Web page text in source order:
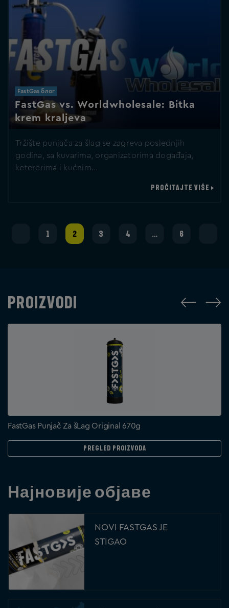
FastGas блог
FastGas vs. Worldwholesale: Bitka
krem kraljeva
Tržište punjača za šlag se zagreva poslednjih
godina, sa kuvarima, organizatorima događaja,
ketererima i kućnim…
PROČITAJTE VIŠE
1 2 3 4 … 6
Proizvodi
FastGas Punjač Za šLag Original 670g
Pregled proizvoda
Најновије објаве
NOVI FASTGAS JE
STIGAO